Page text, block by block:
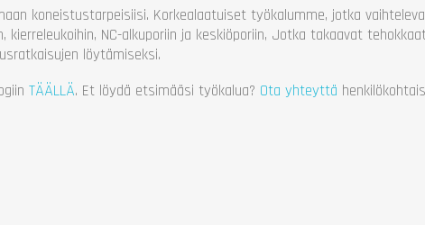
koneistustarpeisiisi. Korkealaatuiset työkalumme, jotka
kierreleukoihin, NC-alkuporiin ja keskiöporiin, Jotka takaavat
löytämiseksi.
TÄÄLLÄ. Et löydä etsimääsi työkalua? Ota yhteyttä